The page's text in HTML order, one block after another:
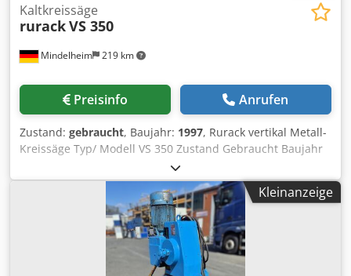
Mindelheim 219 km
Kaltkreissäge
rurackVS 350
Preisinfo Anrufen
Zustand: gebraucht, Baujahr: 1997, Rurack vertikal Metall-
Kreissäge Typ/ Modell VS 350 Zustand Gebraucht Baujahr
1997 Technische Daten Schnittbereich bei 90 ° (gerader
Schnitt) Vollmaterial rund: 110 mm Chedpfx Agezdf Itepsa
Quadratprofil: 100 mm Rechteckprofil: 170 x 105 mm
Schnittbereich bei 45 ° (Gehrungsschnitt) Vollmaterial
rund: 110 mm Quadratprofil: 100 mm Rechteckprofil: 130 x
Kleinanzeige